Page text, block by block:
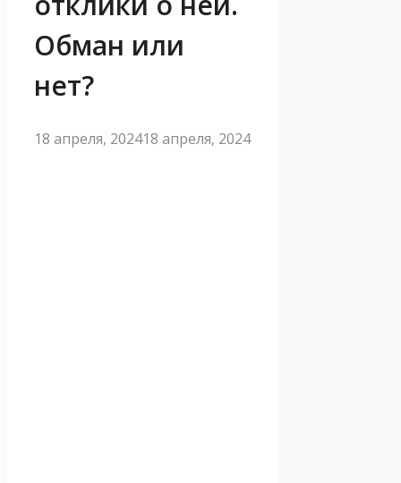
Обман или
нет?
18 апреля, 202418 апреля, 2024